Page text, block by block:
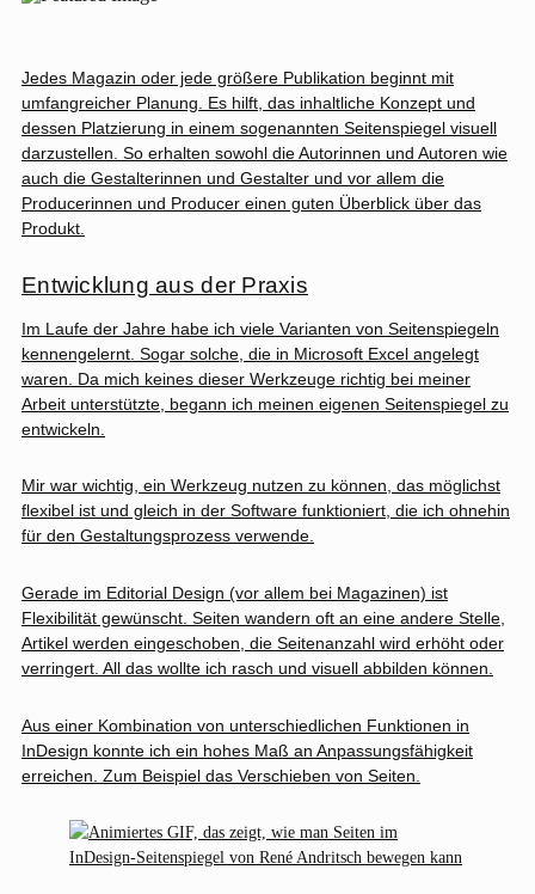
Jedes Magazin oder jede größere Publikation beginnt mit
umfangreicher Planung. Es hilft, das inhaltliche Konzept und
dessen Platzierung in einem sogenannten Seitenspiegel visuell
darzustellen. So erhalten sowohl die Autorinnen und Autoren wie
auch die Gestalterinnen und Gestalter und vor allem die
Producerinnen und Producer einen guten Überblick über das
Produkt.
Entwicklung aus der Praxis
Im Laufe der Jahre habe ich viele Varianten von Seitenspiegeln
kennengelernt. Sogar solche, die in Microsoft Excel angelegt
waren. Da mich keines dieser Werkzeuge richtig bei meiner
Arbeit unterstützte, begann ich meinen eigenen Seitenspiegel zu
entwickeln.
Mir war wichtig, ein Werkzeug nutzen zu können, das möglichst
flexibel ist und gleich in der Software funktioniert, die ich ohnehin
für den Gestaltungsprozess verwende.
Gerade im Editorial Design (vor allem bei Magazinen) ist
Flexibilität gewünscht. Seiten wandern oft an eine andere Stelle,
Artikel werden eingeschoben, die Seitenanzahl wird erhöht oder
verringert. All das wollte ich rasch und visuell abbilden können.
Aus einer Kombination von unterschiedlichen Funktionen in
InDesign konnte ich ein hohes Maß an Anpassungsfähigkeit
erreichen. Zum Beispiel das Verschieben von Seiten.